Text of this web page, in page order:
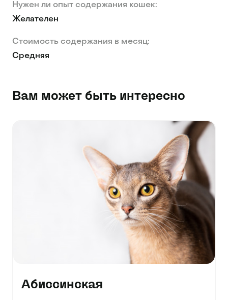
Нужен ли опыт содержания кошек:
Желателен
Стоимость содержания в месяц:
Средняя
Вам может быть интересно
Абиссинская